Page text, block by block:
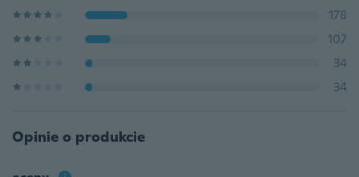
178
107
34
34
Opinie o produkcie